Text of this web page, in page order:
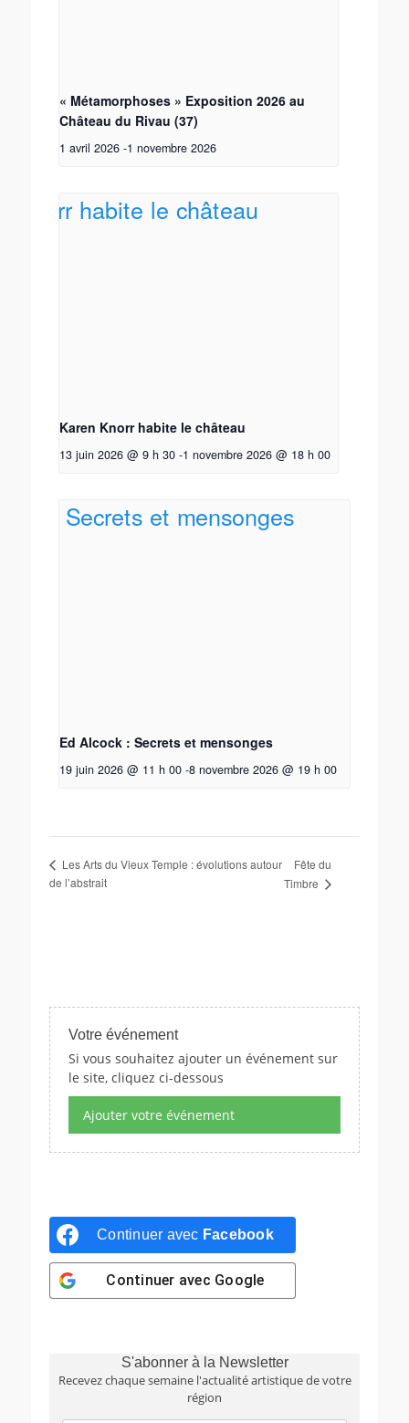
« Métamorphoses » Exposition 2026 au
Château du Rivau (37)
1 avril 2026 -1 novembre 2026
Karen Knorr habite le château
13 juin 2026 @ 9 h 30 -1 novembre 2026 @ 18 h 00
Ed Alcock : Secrets et mensonges
19 juin 2026 @ 11 h 00 -8 novembre 2026 @ 19 h 00
Les Arts du Vieux Temple : évolutions autour
de l’abstrait
Fête du
Timbre
Votre événement
Si vous souhaitez ajouter un événement sur
le site, cliquez ci-dessous
Ajouter votre événement
Continuer avec Facebook
Continuer avec Google
S'abonner à la Newsletter
Recevez chaque semaine l'actualité artistique de votre
région